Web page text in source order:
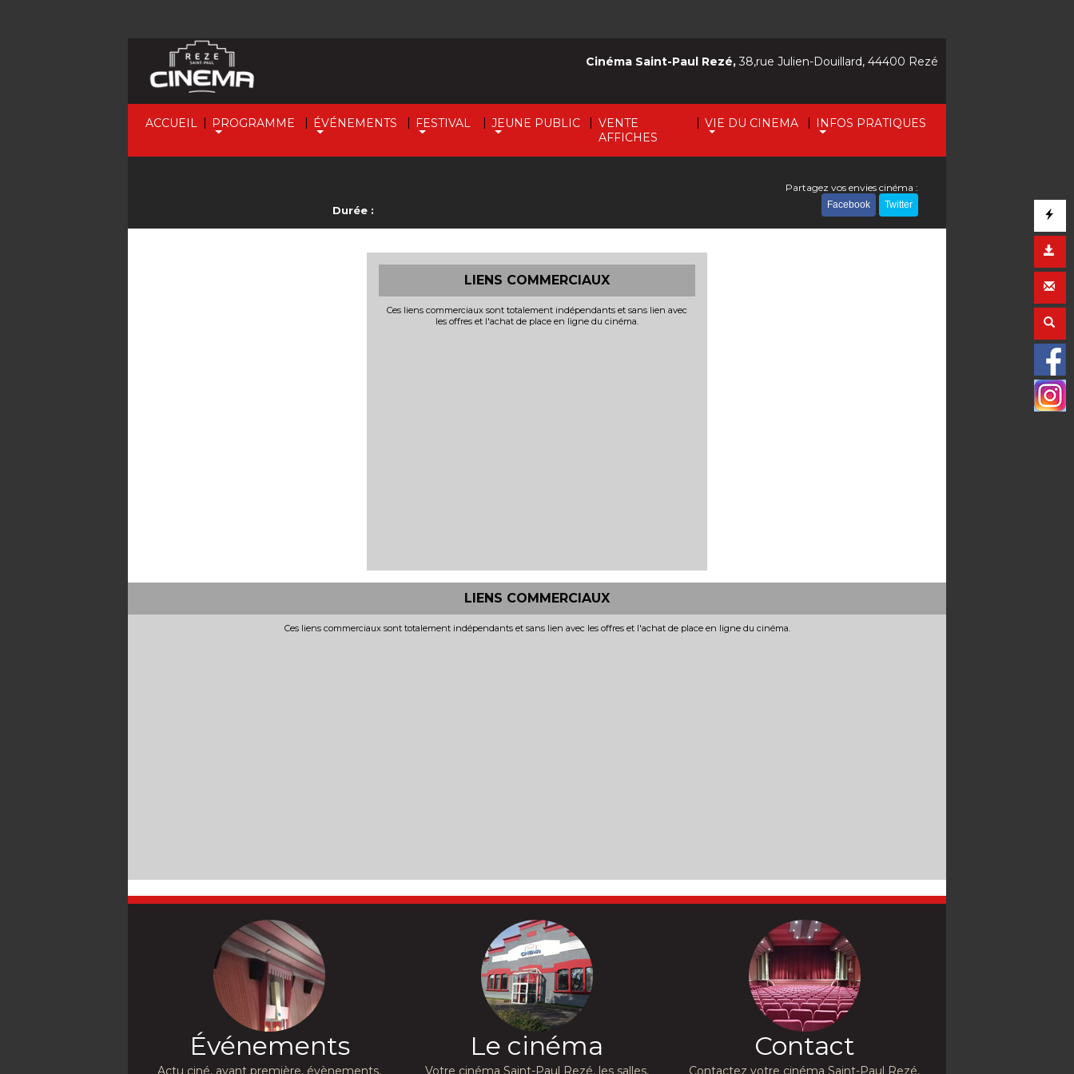
ACCUEIL | PROGRAMME | ÉVÉNEMENTS | FESTIVAL | JEUNE PUBLIC | VENTE
AFFICHES
| VIE DU CINEMA | INFOS PRATIQUES
Cinéma Saint-Paul Rezé,38,rue Julien-Douillard, 44400 Rezé
Durée :
Partagez vos envies cinéma :
Facebook Twitter
LIENS COMMERCIAUX
Ces liens commerciaux sont totalement indépendants et sans lien avec
les offres et l'achat de place en ligne du cinéma.
LIENS COMMERCIAUX
Ces liens commerciaux sont totalement indépendants et sans lien avec les offres et l'achat de place en ligne du cinéma.
Événements
Actu ciné, avant première, évènements,
Le cinéma
Votre cinéma Saint-Paul Rezé, les salles,
Contact
Contactez votre cinéma Saint-Paul Rezé,